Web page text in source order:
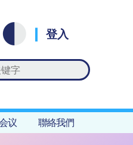
登入
议 聯絡我們